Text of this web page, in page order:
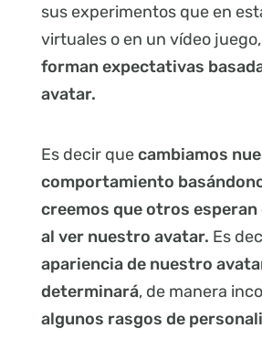
sus experimentos que en
virtuales o en un vídeo juego,
forman expectativas
avatar.
Es decir quecambiamos
comportamiento
creemos que otros
al ver nuestro avatar. Es
apariencia de nuestro
determinará, de manera
algunos rasgos de